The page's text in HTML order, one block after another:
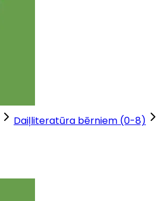
Daiļliteratūra bērniem (0-8)